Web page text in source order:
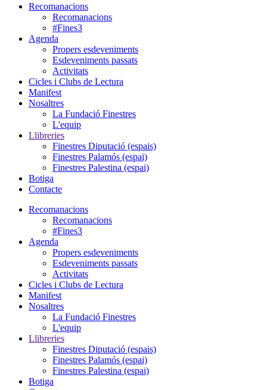
Recomanacions
Recomanacions
#Fines3
Agenda
Propers esdeveniments
Esdeveniments passats
Activitats
Cicles i Clubs de Lectura
Manifest
Nosaltres
La Fundació Finestres
L'equip
Llibreries
Finestres Diputació (espais)
Finestres Palamós (espai)
Finestres Palestina (espai)
Botiga
Contacte
Recomanacions
Recomanacions
#Fines3
Agenda
Propers esdeveniments
Esdeveniments passats
Activitats
Cicles i Clubs de Lectura
Manifest
Nosaltres
La Fundació Finestres
L'equip
Llibreries
Finestres Diputació (espais)
Finestres Palamós (espai)
Finestres Palestina (espai)
Botiga